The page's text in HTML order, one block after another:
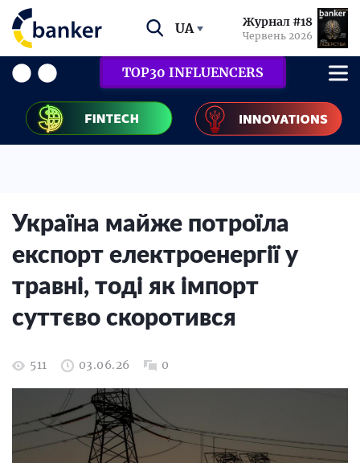
UA Журнал #18
Червень 2026
TOP30 INFLUENCERS
Україна майже потроїла
експорт електроенергії у
травні, тоді як імпорт
суттєво скоротився
511 03.06.26 0